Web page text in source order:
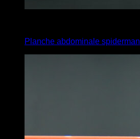
Planche abdominale spiderman